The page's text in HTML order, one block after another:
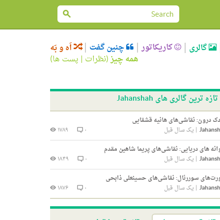
گالری کاریکاتور چنین گفت اَه و بَه
همه چیز(نظرات | پست ها)
تازه ترین گالری های Jahanshah
درون: نقاشی‌های هانیه قشقایی
| یک سال قبل ۰
۱۷۸۹
های دریایی: نقاشی‌های پریما شاهین مقدم
| یک سال قبل ۰
۱۸۴۹
سوررئال: نقاشی‌های حسینعلی ذابحی
| یک سال قبل ۰ ۱۸۷۶